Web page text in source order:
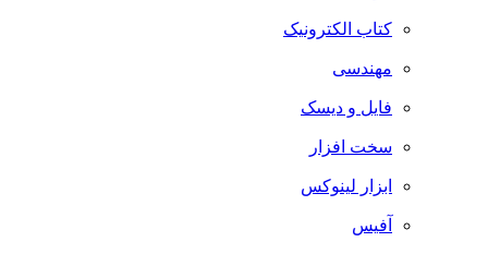
کتاب الکترونیک
مهندسی
فایل و دیسک
سخت افزار
ابزار لینوکس
آفیس